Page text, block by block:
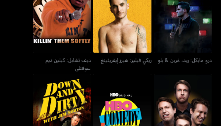
درو مايكل: ريد، غرين & بلو
درو مايكل: ريد، غرين & بلو
ريكي فيليز: هيرز إيفريثينغ
ريكي فيليز: هيرز إيفريثينغ
ديف تشابل: كيلين ذيم
سوفتلي
ديف تشابل: كيلين ذيم
سوفتلي
بيت هولمز: فيسيز آند
ساوندز
HBO كوميدي هاف أور داون+ديرتي ويذ جيم نورتن